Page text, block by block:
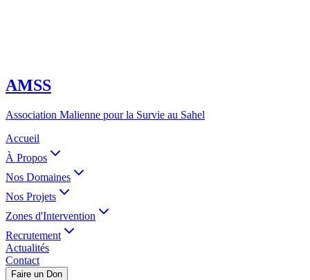
AMSS
Association Malienne pour la Survie au Sahel
Accueil
À Propos
Nos Domaines
Nos Projets
Zones d'Intervention
Recrutement
Actualités
Contact
Faire un Don